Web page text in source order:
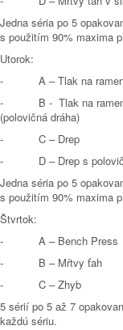
Jedna séria po 5
s použitím 90% maxima
Utorok:
- A – Tlak na
- B - Tlak na ramená
(polovičná dráha)
- C – Drep
- D – Drep s
Jedna séria po 5
s použitím 90% maxima
Štvrtok:
- A – Bench Press
- B – Mŕtvy ťah
- C – Zhyb
5 sérií po 5 až 7
každú sériu.